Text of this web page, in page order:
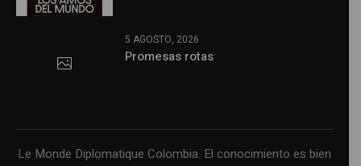
5 AGOSTO, 2026
Promesas rotas
Le Monde Diplomatique Colombia. El conocimiento es bien